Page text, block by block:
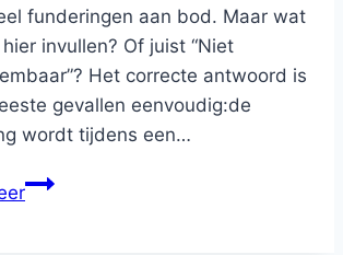
funderingen aan bod. Maar wat
invullen? Of juist “Niet
Het correcte antwoord is
gevallen eenvoudig:de
wordt tijdens een…
De